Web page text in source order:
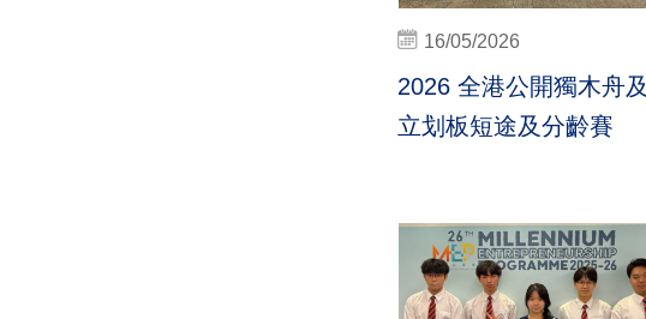
16/05/2026
2026 全港公開獨木舟及
立划板短途及分齡賽